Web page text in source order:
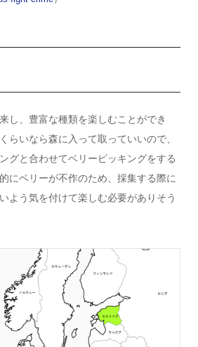
し、豊富な種類を楽しむことができ
らいなら森に入って取っていいので、
グと合わせてベリーピッキングをする
にベリーが不作のため、採集する際に
よう気を付けて楽しむ必要がありそう